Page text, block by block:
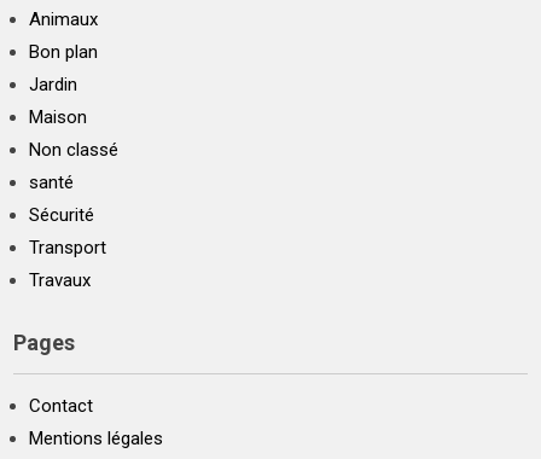
Animaux
Bon plan
Jardin
Maison
Non classé
santé
Sécurité
Transport
Travaux
Pages
Contact
Mentions légales